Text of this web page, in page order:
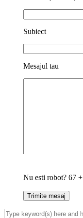
Subiect
Mesajul tau
Nu esti robot? 67 +